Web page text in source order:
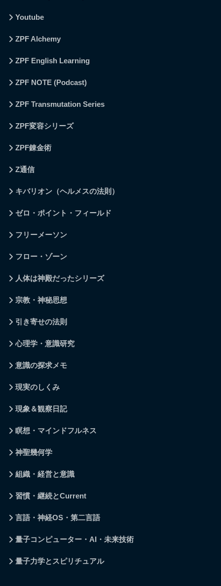
Youtube
ZPF Alchemy
ZPF English Learning
ZPF NOTE (Podcast)
ZPF Transmutation Series
ZPF変容シリーズ
ZPF錬金術
Z通信
キバリオン（ヘルメスの法則）
ゼロ・ポイント・フィールド
フリーメーソン
フロー・ゾーン
人体は神殿だったシリーズ
宗教・神秘思想
引き寄せの法則
心理学・意識研究
意識の探求メモ
現実のしくみ
現象＆観察日記
瞑想・マインドフルネス
神聖幾何学
組織・経営と意識
習慣・継続とCurrent
言語・神経OS・第二言語
量子コンピューター・AI・未来技術
量子力学とスピリチュアル